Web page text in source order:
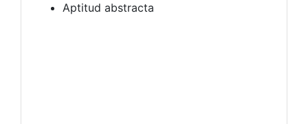
Aptitud abstracta